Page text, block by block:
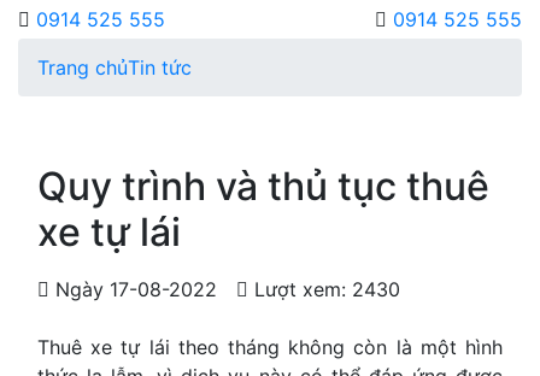
0914 525 555
0914 525 555
Trang chủTin tức
Quy trình và thủ tục thuê
xe tự lái
Ngày 17-08-2022 Lượt xem: 2430
Thuê xe tự lái theo tháng không còn là một hình